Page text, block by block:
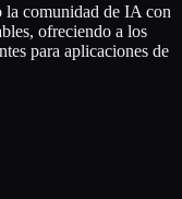
comunidad de IA con
ofreciendo a los
para aplicaciones de